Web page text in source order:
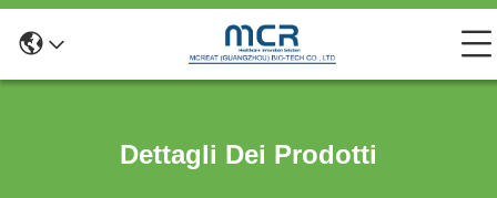
Dettagli Dei Prodotti